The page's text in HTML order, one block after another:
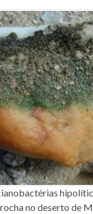
no deserto de